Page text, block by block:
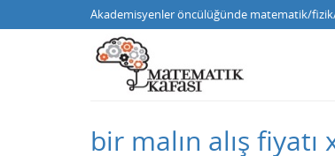
Akademisyenler öncülüğünde matematik/
bir malın alış